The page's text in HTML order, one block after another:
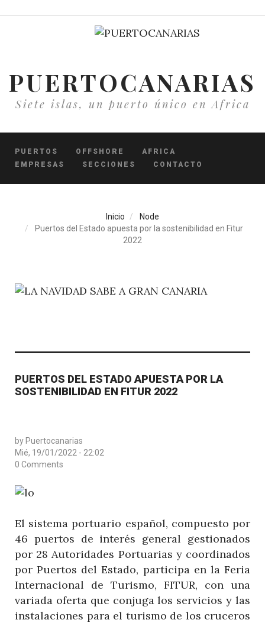
PUERTOCANARIAS
Siete islas, un puerto único en Africa
PUERTOS OFFSHORE
AFRICA
EMPRESAS
SECCIONES CONTACTO
Inicio
Node
Puertos del Estado apuesta por la sostenibilidad en Fitur
2022
PUERTOS DEL ESTADO APUESTA POR LA
SOSTENIBILIDAD EN FITUR 2022
by Puertocanarias
Mié, 19/01/2022 - 22:02
0 Comments
El sistema portuario español, compuesto por
46 puertos de interés general gestionados
por 28 Autoridades Portuarias y coordinados
por Puertos del Estado, participa en la Feria
Internacional de Turismo, FITUR, con una
variada oferta que conjuga los servicios y las
instalaciones para el turismo de los cruceros